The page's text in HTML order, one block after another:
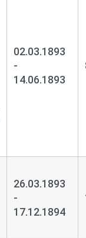
02.03.1893
-
14.06.1893
26.03.1893
-
17.12.1894